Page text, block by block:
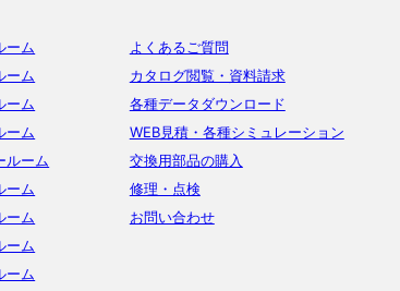
ーム
ーム
ーム
ーム
ルーム
ーム
ーム
ーム
ーム
よくあるご質問
カタログ閲覧・資料請求
各種データダウンロード
WEB見積・各種シミュレーション
交換用部品の購入
修理・点検
お問い合わせ